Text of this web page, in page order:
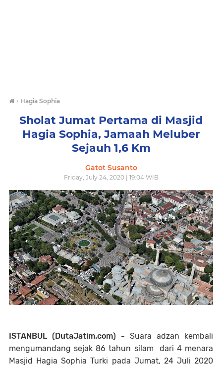
› Hagia Sophia
Sholat Jumat Pertama di Masjid
Hagia Sophia, Jamaah Meluber
Sejauh 1,6 Km
Gatot Susanto
Friday, July 24, 2020 | 19:04 WIB
ISTANBUL (DutaJatim.com) - Suara adzan kembali
mengumandang sejak 86 tahun silam dari 4 menara
Masjid Hagia Sophia Turki pada Jumat, 24 Juli 2020